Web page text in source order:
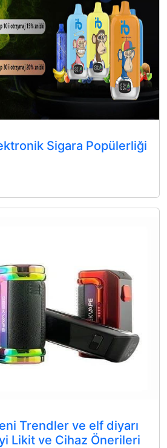
Sigara Popülerliği
Trendler ve elf diyarı
Likit ve Cihaz Önerileri